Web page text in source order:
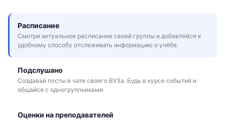
Расписание
Смотри актуальное расписание своей группы и добавляйся к
удобному способу отслеживать информацию о учёбе.
Подслушано
Создавай посты в чате своего ВУЗа. Будь в курсе событий и
общайся с одногруппниками.
Оценки на преподавателей